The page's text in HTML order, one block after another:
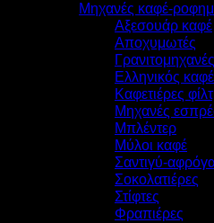
Μηχανές καφέ-
Αξεσουάρ καφέ
Αποχυμωτές
Γρανιτομηχανές
Ελληνικός
Καφετιέρες
Μηχανές
Μπλέντερ
Μύλοι καφέ
Σαντιγύ-
Σοκολατιέρες
Στίφτες
Φραπιέρες